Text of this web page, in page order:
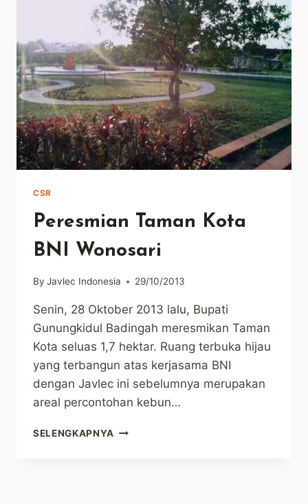
CSR
Peresmian Taman Kota
BNI Wonosari
By Javlec Indonesia 29/10/2013
Senin, 28 Oktober 2013 lalu, Bupati
Gunungkidul Badingah meresmikan Taman
Kota seluas 1,7 hektar. Ruang terbuka hijau
yang terbangun atas kerjasama BNI
dengan Javlec ini sebelumnya merupakan
areal percontohan kebun…
SELENGKAPNYA PERESMIAN